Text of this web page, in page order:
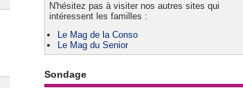
N'hésitez pas à visiter nos autres sites qui
intéressent les familles :
Le Mag de la Conso
Le Mag du Senior
Sondage